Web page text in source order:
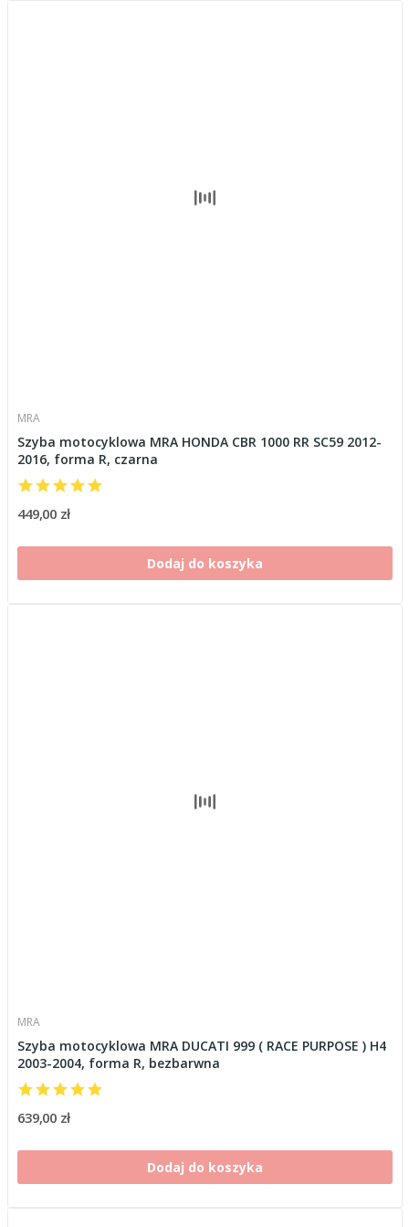
MRA
Szyba motocyklowa MRA HONDA CBR 1000 RR SC59 2012-
2016, forma R, czarna
449,00 zł
Dodaj do koszyka
MRA
Szyba motocyklowa MRA DUCATI 999 ( RACE PURPOSE ) H4
2003-2004, forma R, bezbarwna
639,00 zł
Dodaj do koszyka